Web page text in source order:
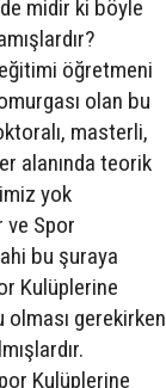
midir ki böyle
öğretmeni
olan bu
masterli,
alanında teorik
yok
ve Spor
bu şuraya
Kulüplerine
gerekirken
Kulüplerine